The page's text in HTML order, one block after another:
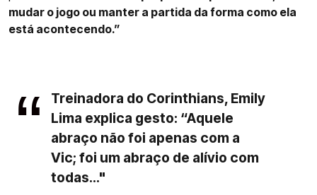
mudar o jogo ou manter a partida da forma como ela
está acontecendo.”
Treinadora do Corinthians, Emily
Lima explica gesto: “Aquele
abraço não foi apenas com a
Vic; foi um abraço de alívio com
todas..."